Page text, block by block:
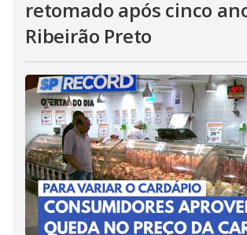
retomado após cinco
Ribeirão Preto